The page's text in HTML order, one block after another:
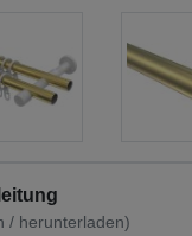
/ herunterladen)